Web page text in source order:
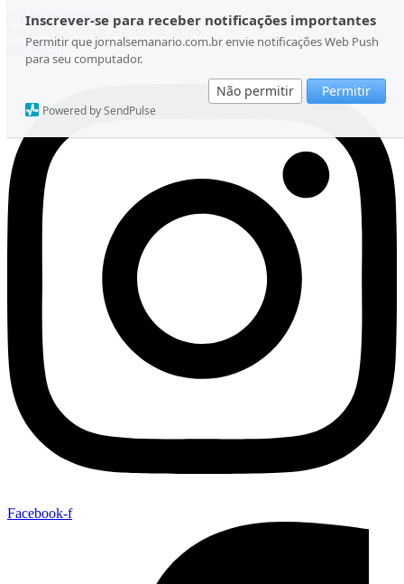
Inscrever-se para receber notificações importantes
Permitir que jornalsemanario.com.br envie notificações Web Push
para seu computador.
Não permitir Permitir
Powered by SendPulse
Ir para o conteúdo
Sexta-feira, 07 de Agosto de 2026
Instagram
Facebook-f